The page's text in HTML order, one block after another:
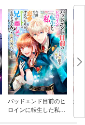
バッドエンド目前のヒ
ロインに転生した私、
結